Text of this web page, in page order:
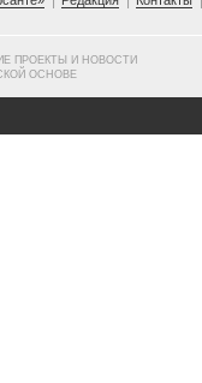
ПРОЕКТЫ И НОВОСТИ
ОСНОВЕ